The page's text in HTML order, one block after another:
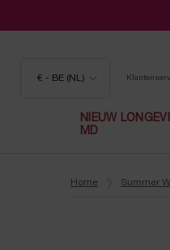
€ - BE (NL)
NIEUW
MD
Home Summer